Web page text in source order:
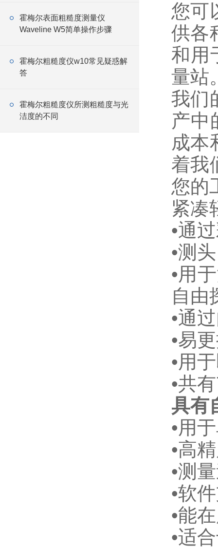
霍梅尔表面粗糙度测量仪
Waveline W5简单操作步骤
霍梅尔粗糙度仪w10常见疑惑解
答
霍梅尔粗糙度仪所测粗糙度与光
洁度的不同
您可
供各
和用
量站
我们
产中
成本
着我
您的
紧凑
•通
•测
•用
自由
•通
•易
•用
•共
具有
•用
•高
•测
•软
•能
•适